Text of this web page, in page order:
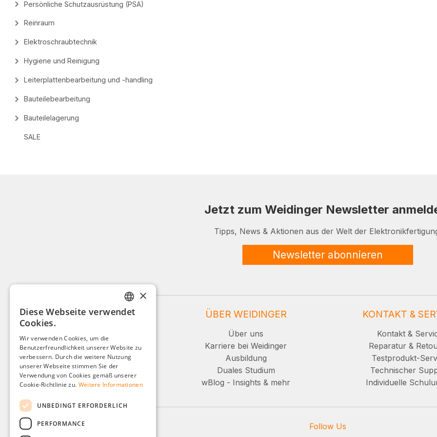
Persönliche Schutzausrüstung (PSA)
Reinraum
Elektroschraubtechnik
Hygiene und Reinigung
Leiterplattenbearbeitung und -handling
Bauteilebearbeitung
Bauteilelagerung
SALE
Jetzt zum Weidinger Newsletter
Tipps, News & Aktionen aus der Welt der
Newsletter abonnieren
WEIDINGER SERVICE
Service und Beratung:
+49 (0)8142 / 4289 - 300
Mo-Fr, 08:00 - 16:00 Uhr
Oder über unser Kontaktformular.
ÜBER WEIDINGER
Über uns
Karriere bei Weidinger
Ausbildung
Duales Studium
wBlog - Insights & mehr
KONTAKT &
Kontakt &
Reparatur &
Testprodukt-
Technischer
Individuelle
Follow Us
GERMAN
FRENCH
DUTCH
×
Diese Webseite verwendet
Cookies.
Wir verwenden Cookies, um die
Benutzerfreundlichkeit unserer Website zu
verbessern. Durch die weitere Nutzung
unserer Webseite stimmen Sie der
Verwendung von Cookies gemäß unserer
Cookie-Richtlinie zu. Weitere Informationen
UNBEDINGT ERFORDERLICH
PERFORMANCE